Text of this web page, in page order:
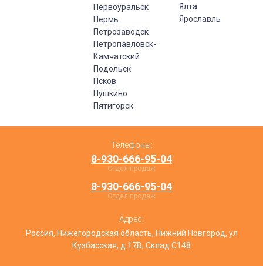
Первоуральск
Пермь
Петрозаводск
Петропавловск-
Камчатский
Подольск
Псков
Пушкино
Пятигорск
Ялта
Ярославль
Телефоны:
8-930-666-95-04
Отдел продаж
8-930-666-95-04
Отдел продаж
Адрес:
Россия, Нижегородская область, Нижний Новгород, ул
Кузбасская, д.17В, Склад С148